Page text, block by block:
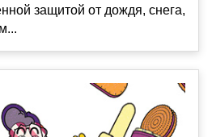
защитой от дождя, снега,